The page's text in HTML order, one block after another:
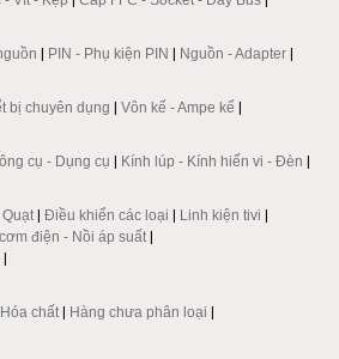
| PIN - Phụ kiện PIN | Nguồn - Adapter |
bị chuyên dụng | Vôn kế - Ampe kế |
cụ - Dụng cụ | Kính lúp - Kính hiển vi - Đèn |
| Điều khiển các loại | Linh kiện tivi |
điện - Nồi áp suất |
|
Hóa chất | Hàng chưa phân loại |